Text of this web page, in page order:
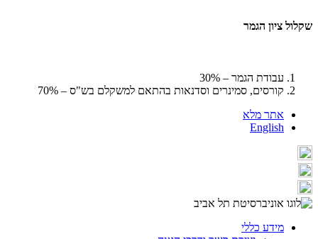
שקלול ציון הגמר
עבודת הגמר – 30%
קורסים, סמינרים וסדנאות בהתאם למשקלם בש"ס – 70%
אתר מלא
English
מידע כללי